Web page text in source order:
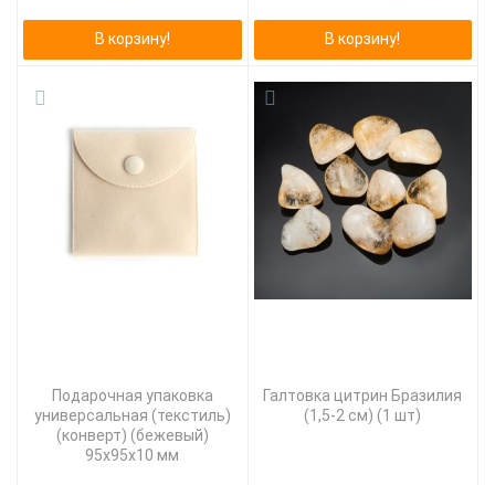
В корзину! В корзину!
Подарочная упаковка
универсальная (текстиль)
(конверт) (бежевый)
95х95х10 мм
Галтовка цитрин Бразилия
(1,5-2 см) (1 шт)